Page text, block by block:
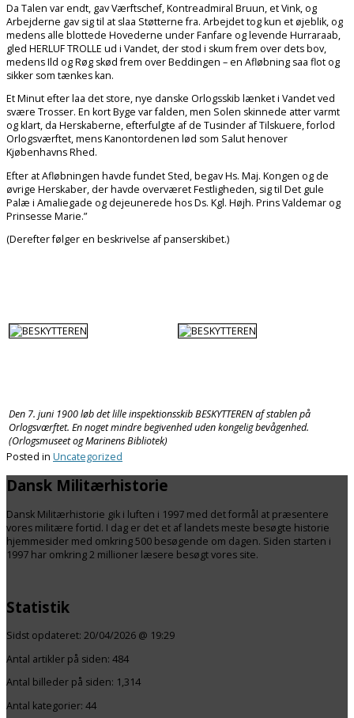
Da Talen var endt, gav Værftschef, Kontreadmiral Bruun, et Vink, og
Arbejderne gav sig til at slaa Støtterne fra. Arbejdet tog kun et øjeblik, og
medens alle blottede Hovederne under Fanfare og levende Hurraraab,
gled HERLUF TROLLE ud i Vandet, der stod i skum frem over dets bov,
medens Ild og Røg skød frem over Beddingen – en Afløbning saa flot og
sikker som tænkes kan.
Et Minut efter laa det store, nye danske Orlogsskib lænket i Vandet ved
svære Trosser. En kort Byge var falden, men Solen skinnede atter varmt
og klart, da Herskaberne, efterfulgte af de Tusinder af Tilskuere, forlod
Orlogsværftet, mens Kanontordenen lød som Salut henover
Kjøbenhavns Rhed.
Efter at Afløbningen havde fundet Sted, begav Hs. Maj. Kongen og de
øvrige Herskaber, der havde overværet Festligheden, sig til Det gule
Palæ i Amaliegade og dejeunerede hos Ds. Kgl. Højh. Prins Valdemar og
Prinsesse Marie.”
(Derefter følger en beskrivelse af panserskibet.)
Den 7. juni 1900 løb det lille inspektionsskib BESKYTTEREN af stablen på
Orlogsværftet. En noget mindre begivenhed uden kongelig bevågenhed.
(Orlogsmuseet og Marinens Bibliotek)
Posted in Uncategorized
Dansk Militærhistorie
Dansk Militærhistorie gik i luften i 1997 med det formål at præsentere
vores militære fortid. I dag er det et af landets meste besøgte historie
hjemmesider med omkring 500 besøgende om dagen. Siden starten i
1997 har omkring 2 millioner læsere besøgt vores site.
Statistik
Sidst opdateret: 20/04/2026 @ 19:29
Antal artikler på siden: 484
Antal billeder på siden: 1,314
Antal kategorier: 44